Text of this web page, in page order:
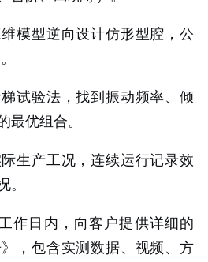
维模型逆向设计仿形型腔，公
梯试验法，找到振动频率、倾
最优组合。
际生产工况，连续运行记录效
。
作日内，向客户提供详细的
》，包含实测数据、视频、方